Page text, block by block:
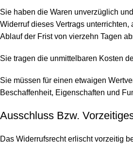
Sie haben die Waren unverzüglich
Widerruf dieses Vertrags
Ablauf der Frist von vierzehn Tagen
Sie tragen die unmittelbaren Kosten
Sie müssen für einen etwaigen
Beschaffenheit, Eigenschaften und
Ausschluss Bzw.
Das Widerrufsrecht erlischt vorzeitig